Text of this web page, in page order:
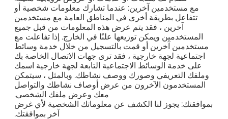
مع مستخدمين آخرين: عندما تشارك معلومات شخصية أو
تتفاعل بطريقة أخرى في المناطق العامة مع مستخدمين
آخرين ، فقد يتم عرض هذه المعلومات من قبل جميع
المستخدمين ويمكن توزيعها علنًا في الخارج. إذا تفاعلت مع
مستخدمين آخرين أو قمت بالتسجيل من خلال خدمة وسائط
اجتماعية لجهة خارجية ، فقد ترى جهات الاتصال الخاصة بك
على خدمة الوسائط الاجتماعية التابعة لجهة خارجية اسمك
وملفك التعريفي وصورك ووصف نشاطك. وبالمثل ، سيتمكن
المستخدمون الآخرون من عرض أوصاف نشاطك والتواصل
معك وعرض ملفك الشخصي.
بموافقتك: يجوز لنا الكشف عن معلوماتك الشخصية لأي غرض
آخر بموافقتك.